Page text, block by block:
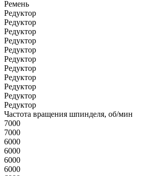
Ремень
Редуктор
Редуктор
Редуктор
Редуктор
Редуктор
Редуктор
Редуктор
Редуктор
Редуктор
Редуктор
Редуктор
Частота вращения шпинделя, об/мин
7000
7000
6000
6000
6000
6000